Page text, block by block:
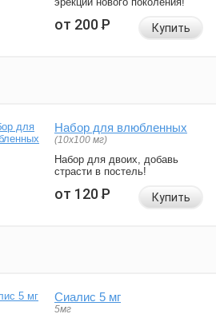
от 200Р Купить
Набор для влюбленных
(10х100 мг)
Набор для двоих, добавь
страсти в постель!
от 120Р Купить
Сиалис 5 мг
5мг